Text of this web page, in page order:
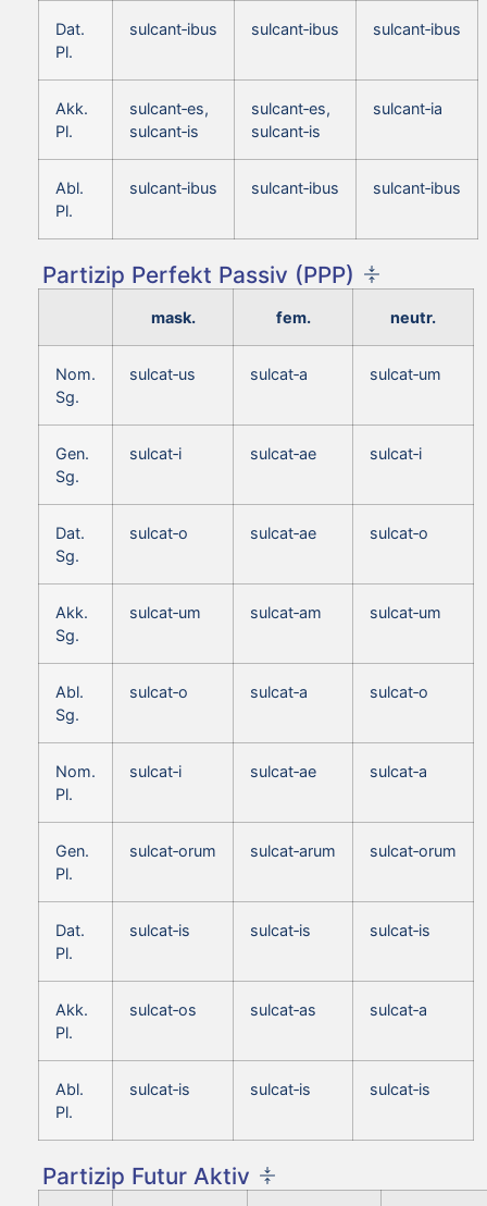
Dat.
Pl.
sulcant‑ibus sulcant‑ibus sulcant‑ibus
Akk.
Pl.
sulcant‑es,
sulcant‑is
sulcant‑es,
sulcant‑is
sulcant‑ia
Abl.
Pl.
sulcant‑ibus sulcant‑ibus sulcant‑ibus
Partizip Perfekt Passiv (PPP)
mask. fem. neutr.
Nom.
Sg.
sulcat‑us sulcat‑a sulcat‑um
Gen.
Sg.
sulcat‑i sulcat‑ae sulcat‑i
Dat.
Sg.
sulcat‑o sulcat‑ae sulcat‑o
Akk.
Sg.
sulcat‑um sulcat‑am sulcat‑um
Abl.
Sg.
sulcat‑o sulcat‑a sulcat‑o
Nom.
Pl.
sulcat‑i sulcat‑ae sulcat‑a
Gen.
Pl.
sulcat‑orum sulcat‑arum sulcat‑orum
Dat.
Pl.
sulcat‑is sulcat‑is sulcat‑is
Akk.
Pl.
sulcat‑os sulcat‑as sulcat‑a
Abl.
Pl.
sulcat‑is sulcat‑is sulcat‑is
Partizip Futur Aktiv